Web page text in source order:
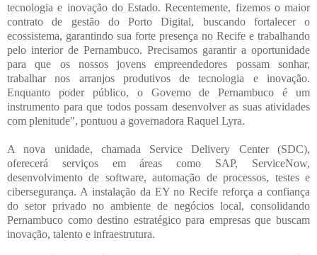
tecnologia e inovação do Estado. Recentemente, fizemos o maior
contrato de gestão do Porto Digital, buscando fortalecer o
ecossistema, garantindo sua forte presença no Recife e trabalhando
pelo interior de Pernambuco. Precisamos garantir a oportunidade
para que os nossos jovens empreendedores possam sonhar,
trabalhar nos arranjos produtivos de tecnologia e inovação.
Enquanto poder público, o Governo de Pernambuco é um
instrumento para que todos possam desenvolver as suas atividades
com plenitude", pontuou a governadora Raquel Lyra.
A nova unidade, chamada Service Delivery Center (SDC),
oferecerá serviços em áreas como SAP, ServiceNow,
desenvolvimento de software, automação de processos, testes e
cibersegurança. A instalação da EY no Recife reforça a confiança
do setor privado no ambiente de negócios local, consolidando
Pernambuco como destino estratégico para empresas que buscam
inovação, talento e infraestrutura.